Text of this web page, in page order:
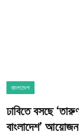
বাংলাদেশ
ঢাবিতে বসছে
বাংলাদেশ’ আয়োজন